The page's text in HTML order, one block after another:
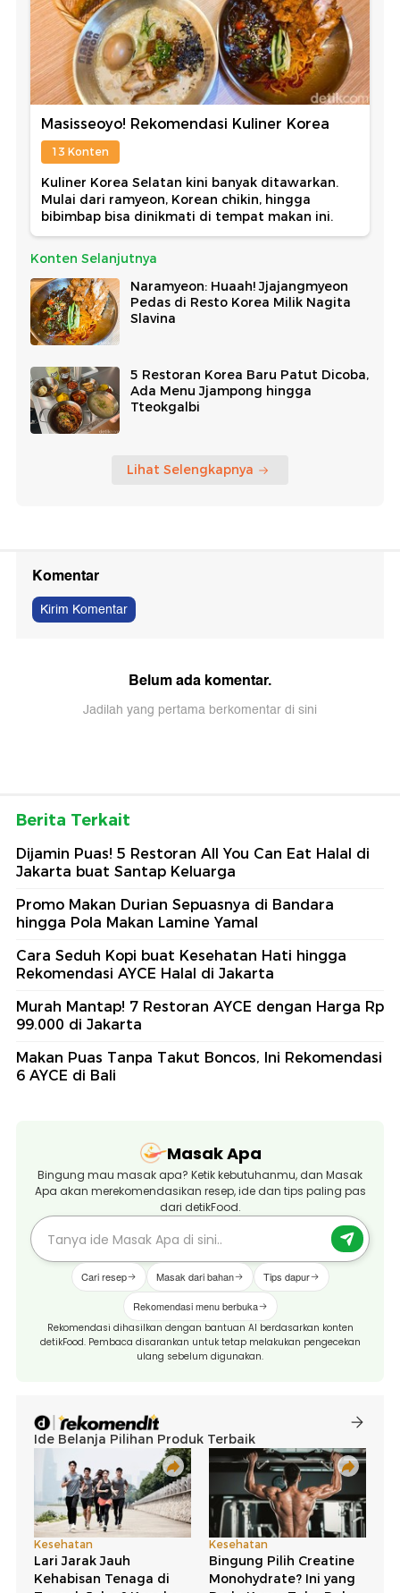
Masisseoyo! Rekomendasi Kuliner Korea
13 Konten
Kuliner Korea Selatan kini banyak ditawarkan.
Mulai dari ramyeon, Korean chikin, hingga
bibimbap bisa dinikmati di tempat makan ini.
Konten Selanjutnya
Naramyeon: Huaah! Jjajangmyeon
Pedas di Resto Korea Milik Nagita
Slavina
5 Restoran Korea Baru Patut Dicoba,
Ada Menu Jjampong hingga
Tteokgalbi
Lihat Selengkapnya
Komentar
Kirim Komentar
Belum ada komentar.
Jadilah yang pertama berkomentar di sini
Berita Terkait
Dijamin Puas! 5 Restoran All You Can Eat Halal di
Jakarta buat Santap Keluarga
Promo Makan Durian Sepuasnya di Bandara
hingga Pola Makan Lamine Yamal
Cara Seduh Kopi buat Kesehatan Hati hingga
Rekomendasi AYCE Halal di Jakarta
Murah Mantap! 7 Restoran AYCE dengan Harga Rp
99.000 di Jakarta
Makan Puas Tanpa Takut Boncos, Ini Rekomendasi
6 AYCE di Bali
Masak Apa
Bingung mau masak apa? Ketik kebutuhanmu, dan Masak
Apa akan merekomendasikan resep, ide dan tips paling pas
dari detikFood.
Cari resep Masak dari bahan Tips dapur
Rekomendasi menu berbuka
Rekomendasi dihasilkan dengan bantuan AI berdasarkan konten
detikFood. Pembaca disarankan untuk tetap melakukan pengecekan
ulang sebelum digunakan.